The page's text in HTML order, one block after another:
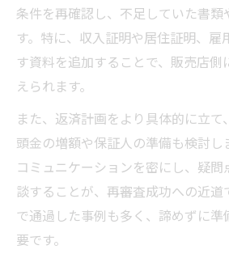
条件を再確認し、不足していた書類
す。特に、収入証明や居住証明、雇
す資料を追加することで、販売店側
えられます。
また、返済計画をより具体的に立て
頭金の増額や保証人の準備も検討し
コミュニケーションを密にし、疑
談することが、再審査成功への近道
で通過した事例も多く、諦めずに
要です。